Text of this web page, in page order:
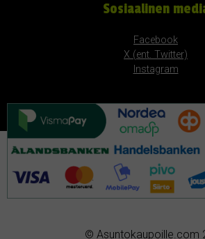
Sosiaalinen
Facebook
X (ent. Twitter)
Instagram
© Asuntokaupoille.com